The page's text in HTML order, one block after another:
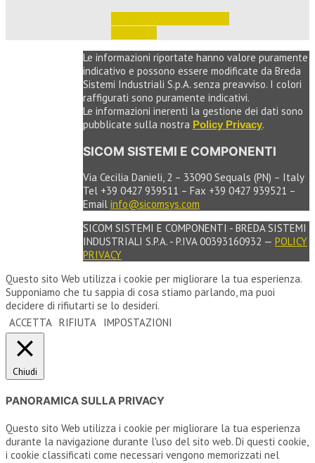
Le informazioni riportate hanno valore puramente
indicativo e possono essere modificate da Breda
Sistemi Industriali S.p.A. senza preavviso. I colori
raffigurati sono puramente indicativi.
Le informazioni inerenti la gestione dei dati sono
pubblicate sulla nostra Policy Privacy.
SICOM SISTEMI E COMPONENTI
Via Cecilia Danieli, 2 – 33090 Sequals (PN) – Italy
Tel +39 0427 939511 – Fax +39 0427 939521 –
Email info@sicomsys.com
SICOM SISTEMI E COMPONENTI - BREDA SISTEMI
INDUSTRIALI S.P.A. - P.IVA 00393160932 — POLICY
PRIVACY
Questo sito Web utilizza i cookie per migliorare la tua esperienza.
Supponiamo che tu sappia di cosa stiamo parlando, ma puoi
decidere di rifiutarti se lo desideri.
ACCETTA RIFIUTA IMPOSTAZIONI
Chiudi
PANORAMICA SULLA PRIVACY
Questo sito Web utilizza i cookie per migliorare la tua esperienza
durante la navigazione durante l'uso del sito web. Di questi cookie,
i cookie classificati come necessari vengono memorizzati nel